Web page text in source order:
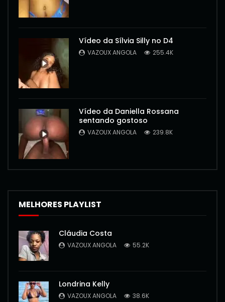
Vídeo da Sílvia Silly no D4
VAZOUX ANGOLA 255.4K
Vídeo da Daniella Rossana
sentando gostoso
VAZOUX ANGOLA 239.8K
MELHORES PLAYLIST
Cláudia Costa
VAZOUX ANGOLA 55.2K
Londrina Kelly
VAZOUX ANGOLA 38.6K